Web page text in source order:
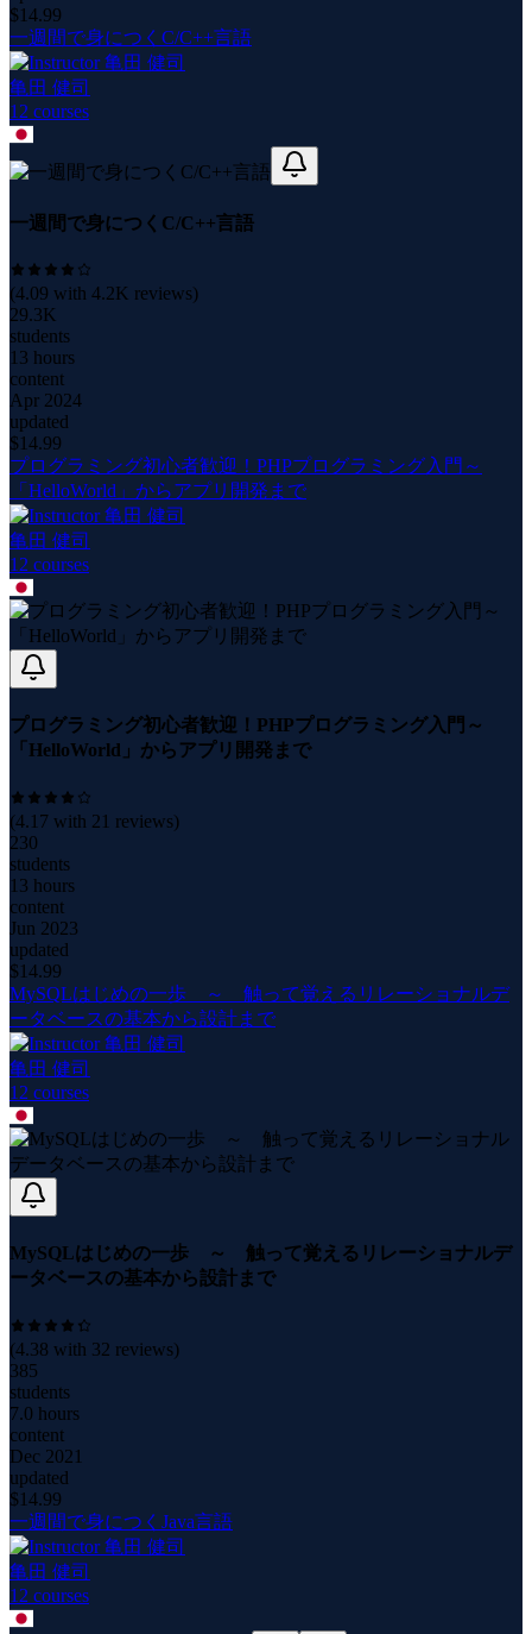
$14.99
一週間で身につくC/C++言語
亀田 健司
12 courses
一週間で身につくC/C++言語
(4.09 with 4.2K reviews)
29.3K
students
13 hours
content
Apr 2024
updated
$14.99
プログラミング初心者歓迎！PHPプログラミング入門～
「HelloWorld」からアプリ開発まで
亀田 健司
12 courses
プログラミング初心者歓迎！PHPプログラミング入門～
「HelloWorld」からアプリ開発まで
(4.17 with 21 reviews)
230
students
13 hours
content
Jun 2023
updated
$14.99
MySQLはじめの一歩 ～ 触って覚えるリレーショナルデ
ータベースの基本から設計まで
亀田 健司
12 courses
MySQLはじめの一歩 ～ 触って覚えるリレーショナルデ
ータベースの基本から設計まで
(4.38 with 32 reviews)
385
students
7.0 hours
content
Dec 2021
updated
$14.99
一週間で身につくJava言語
亀田 健司
12 courses